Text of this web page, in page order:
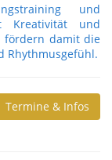
und
Kreativität und
fördern damit die
Rhythmusgefühl.
Termine & Infos